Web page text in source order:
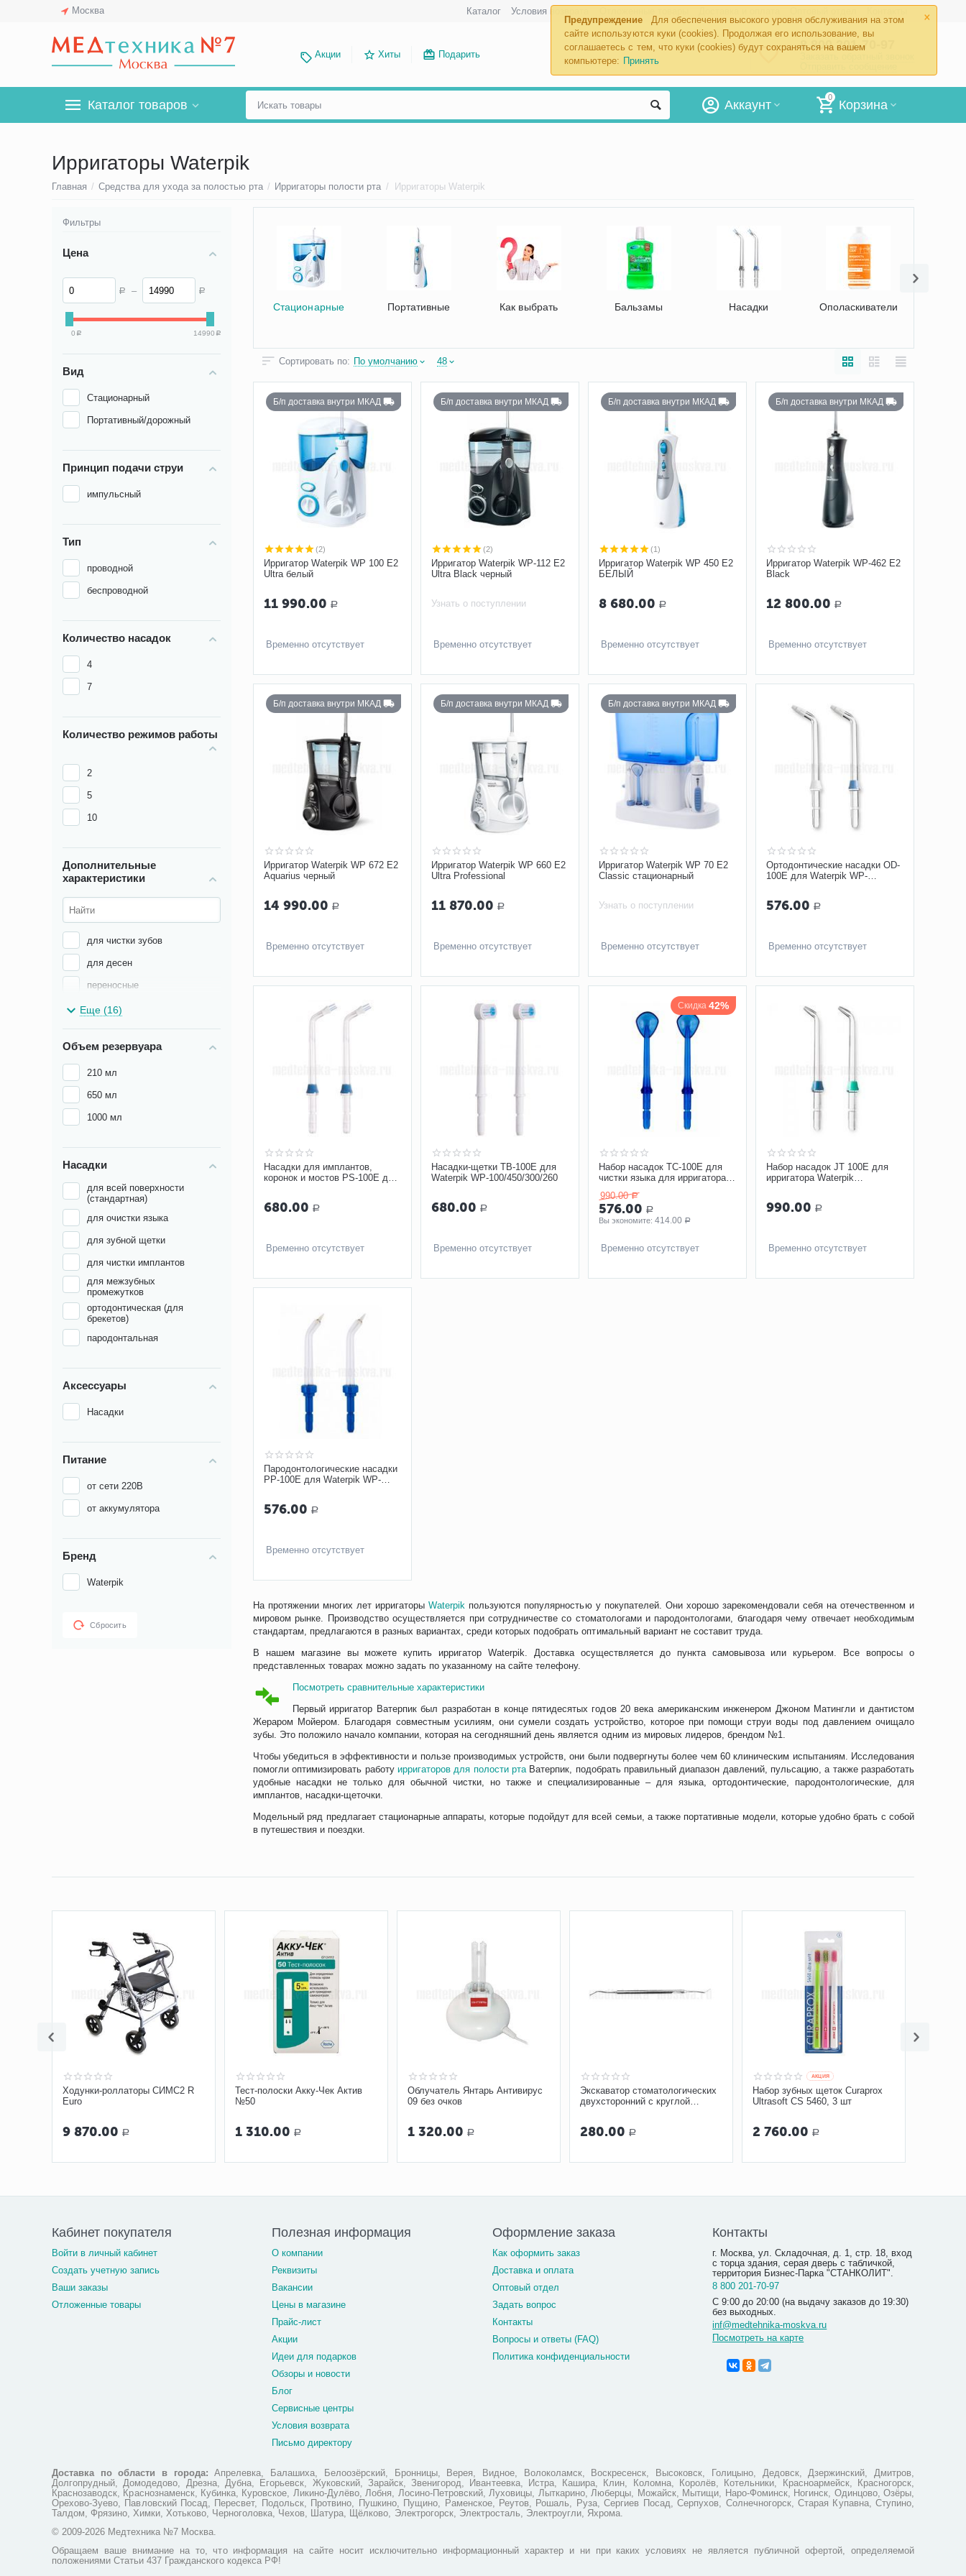
×
Предупреждение
Для обеспечения высокого уровня обслуживания на этом
сайте используются куки (cookies). Продолжая его использование, вы
соглашаетесь с тем, что куки (cookies) будут сохраняться на вашем
компьютере: Принять
Москва Каталог Условия возврата
Акции Хиты Подарить
8 800 201-70-97
Каталог товаров
0
Корзина
Аккаунт
Ирригаторы Waterpik
Главная / Средства для ухода за полостью рта / Ирригаторы полости рта / Ирригаторы Waterpik
Стационарные Портативные Как выбрать Бальзамы Насадки Ополаскиватели
На протяжении многих лет ирригаторыWaterpik пользуются популярностью у покупателей. Они хорошо зарекомендовали себя на отечественном и
мировом рынке. Производство осуществляется при сотрудничестве со стоматологами и пародонтологами, благодаря чему отвечает необходимым
стандартам, предлагаются в разных вариантах, среди которых подобрать оптимальный вариант не составит труда.
В нашем магазине вы можете купить ирригатор Waterpik. Доставка осуществляется до пункта самовывоза или курьером. Все вопросы о
представленных товарах можно задать по указанному на сайте телефону.
Посмотреть сравнительные характеристики
Первый ирригатор Ватерпик был разработан в конце пятидесятых годов 20 века американским инженером Джоном Матингли и дантистом
Жераром Мойером. Благодаря совместным усилиям, они сумели создать устройство, которое при помощи струи воды под давлением очищало
зубы. Это положило начало компании, которая на сегодняшний день является одним из мировых лидеров, брендом №1.
Чтобы убедиться в эффективности и пользе производимых устройств, они были подвергнуты более чем 60 клиническим испытаниям. Исследования
помогли оптимизировать работуирригаторов для полости ртаВатерпик, подобрать правильный диапазон давлений, пульсацию, а также разработать
удобные насадки не только для обычной чистки, но также и специализированные – для языка, ортодонтические, пародонтологические, для
имплантов, насадки-щеточки.
Модельный ряд предлагает стационарные аппараты, которые подойдут для всей семьи, а также портативные модели, которые удобно брать с собой
в путешествия и поездки.
Сортировать по: По умолчанию 48
Б/п доставка внутри МКАД
(2)
Ирригатор Waterpik WP 100 E2
Ultra белый
11 990.00 Р
Временно отсутствует
Б/п доставка внутри МКАД
(2)
Ирригатор Waterpik WP-112 E2
Ultra Black черный
Узнать о поступлении
Временно отсутствует
Б/п доставка внутри МКАД
(1)
Ирригатор Waterpik WP 450 E2
БЕЛЫЙ
8 680.00 Р
Временно отсутствует
Б/п доставка внутри МКАД
Ирригатор Waterpik WP-462 E2
Black
12 800.00 Р
Временно отсутствует
Б/п доставка внутри МКАД
Ирригатор Waterpik WP 672 E2
Aquarius черный
14 990.00 Р
Временно отсутствует
Б/п доставка внутри МКАД
Ирригатор Waterpik WP 660 E2
Ultra Professional
11 870.00 Р
Временно отсутствует
Б/п доставка внутри МКАД
Ирригатор Waterpik WP 70 Е2
Classic стационарный
Узнать о поступлении
Временно отсутствует
Ортодонтические насадки OD-
100E для Waterpik WP-
576.00 Р
Временно отсутствует
Насадки для имплантов,
коронок и мостов PS-100E для
680.00 Р
Временно отсутствует
Насадки-щетки TB-100E для
Waterpik WP-100/450/300/260
680.00 Р
Временно отсутствует
Скидка 42%
Набор насадок TC-100E для
чистки языка для ирригатора
990.00 Р
576.00 Р
Вы экономите: 414.00 Р
Временно отсутствует
Набор насадок JT 100E для
ирригатора Waterpik
990.00 Р
Временно отсутствует
Пародонтологические насадки
PP-100E для Waterpik WP-
576.00 Р
Временно отсутствует
Фильтры
Цена
Р – Р
0 Р 14990 Р
Вид
Стационарный
Портативный/дорожный
Принцип подачи струи
импульсный
Тип
проводной
беспроводной
Количество насадок
4
7
Количество режимов работы
2
5
10
Дополнительные
характеристики
для чистки зубов
для десен
переносные
ручные
семейные
мощный
для миндалин
компактный
черный
для детей
ортодонтический
стоматологический
от зубного камня
для мостов
пульсирующий
Еще (16)
Объем резервуара
210 мл
650 мл
1000 мл
Насадки
для всей поверхности
(стандартная)
для очистки языка
для зубной щетки
для чистки имплантов
для межзубных
промежутков
ортодонтическая (для
брекетов)
пародонтальная
Аксессуары
Насадки
Питание
от сети 220В
от аккумулятора
Бренд
Waterpik
Сбросить
Ходунки-роллаторы СИМС2 R
Euro
9 870.00 Р
Тест-полоски Акку-Чек Актив
№50
1 310.00 Р
Облучатель Янтарь Антивирус
09 без очков
1 320.00 Р
Экскаватор стоматологических
двухсторонний с круглой
280.00 Р
AКЦИЯ
Набор зубных щеток Curaprox
Ultrasoft CS 5460, 3 шт
2 760.00 Р
Кабинет покупателя
Войти в личный кабинет
Создать учетную запись
Ваши заказы
Отложенные товары
Полезная информация
О компании
Реквизиты
Вакансии
Цены в магазине
Прайс-лист
Акции
Идеи для подарков
Обзоры и новости
Блог
Сервисные центры
Условия возврата
Письмо директору
Оформление заказа
Как оформить заказ
Доставка и оплата
Оптовый отдел
Задать вопрос
Контакты
Вопросы и ответы (FAQ)
Политика конфиденциальности
Контакты
г. Москва, ул. Складочная, д. 1, стр. 18, вход
с торца здания, серая дверь с табличкой,
территория Бизнес-Парка "СТАНКОЛИТ".
8 800 201-70-97
С 9:00 до 20:00 (на выдачу заказов до 19:30)
без выходных.
inf@medtehnika-moskva.ru
Посмотреть на карте
Доставка по области в города: Апрелевка, Балашиха, Белоозёрский, Бронницы, Верея, Видное, Волоколамск, Воскресенск, Высоковск, Голицыно, Дедовск, Дзержинский, Дмитров,
Долгопрудный, Домодедово, Дрезна, Дубна, Егорьевск, Жуковский, Зарайск, Звенигород, Ивантеевка, Истра, Кашира, Клин, Коломна, Королёв, Котельники, Красноармейск, Красногорск,
Краснозаводск, Краснознаменск, Кубинка, Куровское, Ликино-Дулёво, Лобня, Лосино-Петровский, Луховицы, Лыткарино, Люберцы, Можайск, Мытищи, Наро-Фоминск, Ногинск, Одинцово, Озёры,
Орехово-Зуево, Павловский Посад, Пересвет, Подольск, Протвино, Пушкино, Пущино, Раменское, Реутов, Рошаль, Руза, Сергиев Посад, Серпухов, Солнечногорск, Старая Купавна, Ступино,
Талдом, Фрязино, Химки, Хотьково, Черноголовка, Чехов, Шатура, Щёлково, Электрогорск, Электросталь, Электроугли, Яхрома.
© 2009-2026 Медтехника №7 Москва.
Обращаем ваше внимание на то, что информация на сайте носит исключительно информационный характер и ни при каких условиях не является публичной офертой, определяемой
положениями Статьи 437 Гражданского кодекса РФ!